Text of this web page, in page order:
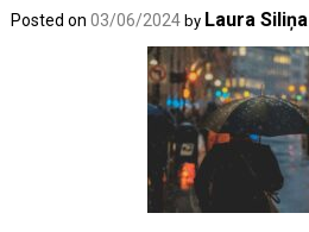
Posted on03/06/2024 by Laura Siliņa